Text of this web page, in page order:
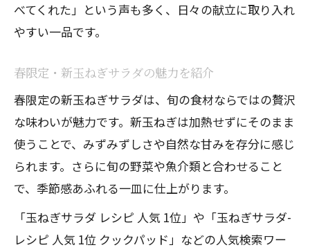
べてくれた」という声も多く、日々の献立に取り入れ
やすい一品です。
春限定・新玉ねぎサラダの魅力を紹介
春限定の新玉ねぎサラダは、旬の食材ならではの贅沢
な味わいが魅力です。新玉ねぎは加熱せずにそのまま
使うことで、みずみずしさや自然な甘みを存分に感じ
られます。さらに旬の野菜や魚介類と合わせること
で、季節感あふれる一皿に仕上がります。
「玉ねぎサラダ レシピ 人気 1位」や「玉ねぎサラダ-
レシピ 人気 1位 クックパッド」などの人気検索ワー